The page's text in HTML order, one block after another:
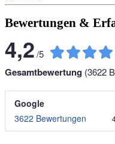
Bewertungen &
4,2/5
Gesamtbewertung (3622
Google
3622 Bewertungen